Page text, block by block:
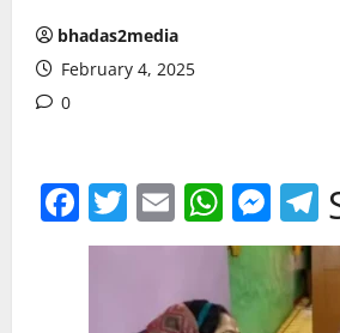
bhadas2media
February 4, 2025
0
Facebook
Twitter
Email